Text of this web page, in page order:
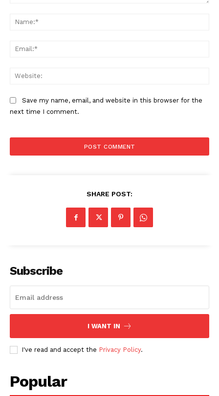
Save my name, email, and website in this browser for the
next time I comment.
SHARE POST:
Subscribe
I WANT IN
I've read and accept the Privacy Policy.
Popular